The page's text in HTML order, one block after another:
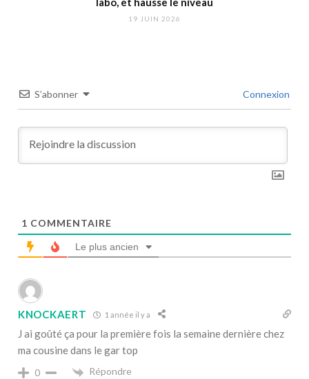
19 JUIN 2026
S’abonner Connexion
1 COMMENTAIRE
Le plus ancien
KNOCKAERT 1 année il y a
J ai goûté ça pour la première fois la semaine dernière chez
ma cousine dans le gar top
0 Répondre